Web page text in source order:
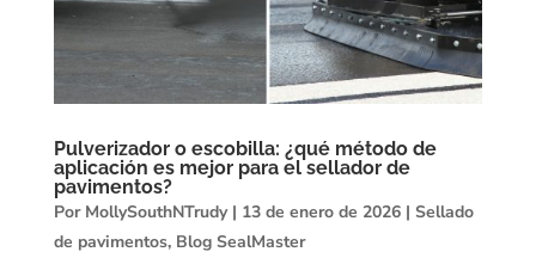
Pulverizador o escobilla: ¿qué método de
aplicación es mejor para el sellador de
pavimentos?
Por MollySouthNTrudy| 13 de enero de 2026| Sellado
de pavimentos, Blog SealMaster